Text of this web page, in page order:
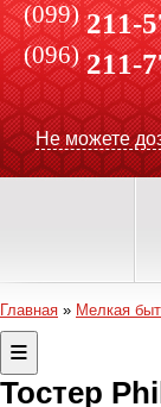
(099) 211-
(096)211-
Не можете
Главная » Мелкая
Тостер